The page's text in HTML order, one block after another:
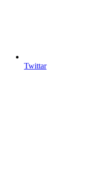
Twittar